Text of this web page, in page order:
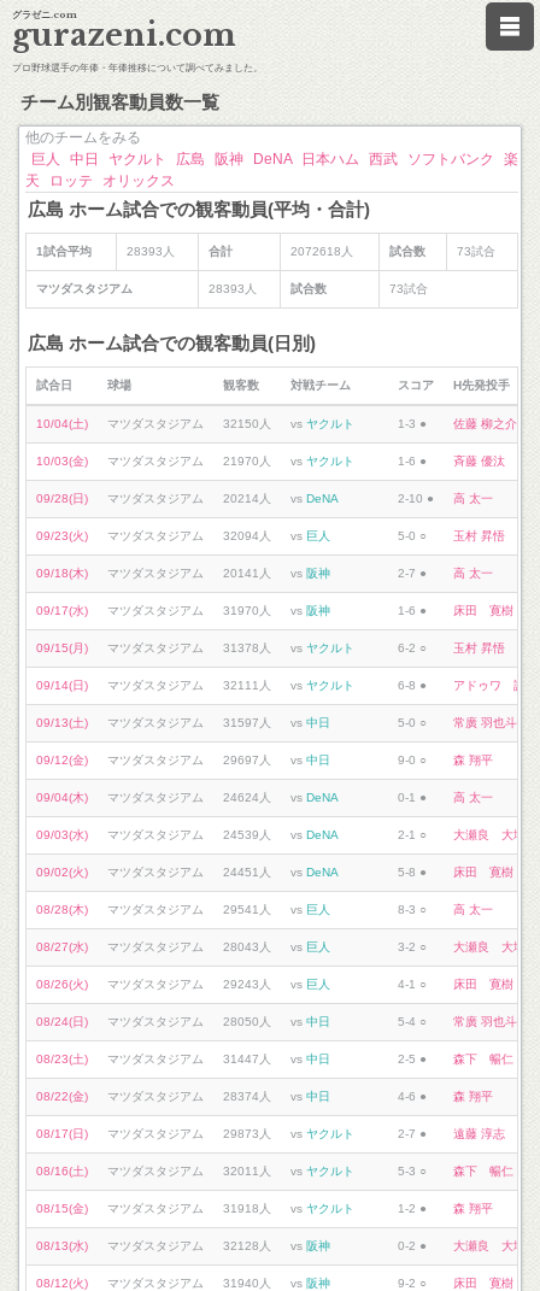
グラゼニ.com
gurazeni.com
プロ野球選手の年俸・年俸推移について調べてみました。
チーム別観客動員数一覧
他のチームをみる
巨人
中日 ヤクルト 広島 阪神 DeNA 日本ハム 西武 ソフトバンク
楽
天
ロッテ オリックス
広島 ホーム試合での観客動員(平均・合計)
1試合平均 28393人 合計 2072618人 試合数 73試合
マツダスタジアム 28393人 試合数 73試合
広島 ホーム試合での観客動員(日別)
試合日 球場 観客数 対戦チーム スコア H先発投手
10/04(土) マツダスタジアム 32150人 vs ヤクルト 1-3 ● 佐藤 柳之介
10/03(金) マツダスタジアム 21970人 vs ヤクルト 1-6 ● 斉藤 優汰
09/28(日) マツダスタジアム 20214人 vs DeNA 2-10 ● 高 太一
09/23(火) マツダスタジアム 32094人 vs 巨人 5-0 ○ 玉村 昇悟
09/18(木) マツダスタジアム 20141人 vs 阪神 2-7 ● 高 太一
09/17(水) マツダスタジアム 31970人 vs 阪神 1-6 ● 床田 寛樹
09/15(月) マツダスタジアム 31378人 vs ヤクルト 6-2 ○ 玉村 昇悟
09/14(日) マツダスタジアム 32111人 vs ヤクルト 6-8 ● アドゥワ 誠
09/13(土) マツダスタジアム 31597人 vs 中日 5-0 ○ 常廣 羽也斗
09/12(金) マツダスタジアム 29697人 vs 中日 9-0 ○ 森 翔平
09/04(木) マツダスタジアム 24624人 vs DeNA 0-1 ● 高 太一
09/03(水) マツダスタジアム 24539人 vs DeNA 2-1 ○ 大瀬良 大地
09/02(火) マツダスタジアム 24451人 vs DeNA 5-8 ● 床田 寛樹
08/28(木) マツダスタジアム 29541人 vs 巨人 8-3 ○ 高 太一
08/27(水) マツダスタジアム 28043人 vs 巨人 3-2 ○ 大瀬良 大地
08/26(火) マツダスタジアム 29243人 vs 巨人 4-1 ○ 床田 寛樹
08/24(日) マツダスタジアム 28050人 vs 中日 5-4 ○ 常廣 羽也斗
08/23(土) マツダスタジアム 31447人 vs 中日 2-5 ● 森下 暢仁
08/22(金) マツダスタジアム 28374人 vs 中日 4-6 ● 森 翔平
08/17(日) マツダスタジアム 29873人 vs ヤクルト 2-7 ● 遠藤 淳志
08/16(土) マツダスタジアム 32011人 vs ヤクルト 5-3 ○ 森下 暢仁
08/15(金) マツダスタジアム 31918人 vs ヤクルト 1-2 ● 森 翔平
08/13(水) マツダスタジアム 32128人 vs 阪神 0-2 ● 大瀬良 大地
08/12(火) マツダスタジアム 31940人 vs 阪神 9-2 ○ 床田 寛樹